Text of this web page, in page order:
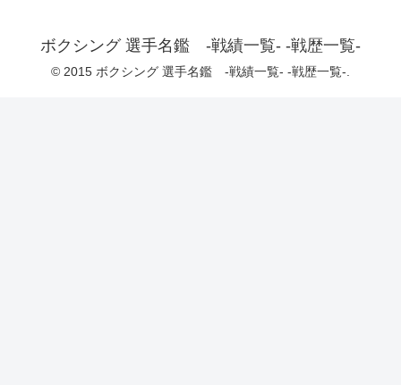
ボクシング 選手名鑑 -戦績一覧- -戦歴一覧-
© 2015 ボクシング 選手名鑑 -戦績一覧- -戦歴一覧-.